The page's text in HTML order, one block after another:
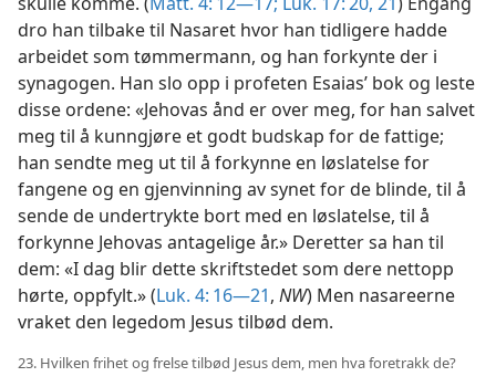
dro han tilbake til Nasaret hvor han tidligere hadde
arbeidet som tømmermann, og han forkynte der i
synagogen. Han slo opp i profeten Esaias’ bok og leste
disse ordene: «Jehovas ånd er over meg, for han salvet
meg til å kunngjøre et godt budskap for de fattige;
han sendte meg ut til å forkynne en løslatelse for
fangene og en gjenvinning av synet for de blinde, til å
sende de undertrykte bort med en løslatelse, til å
forkynne Jehovas antagelige år.» Deretter sa han til
dem: «I dag blir dette skriftstedet som dere nettopp
hørte, oppfylt.» (Luk. 4: 16—21, NW) Men nasareerne
vraket den legedom Jesus tilbød dem.
23. Hvilken frihet og frelse tilbød Jesus dem, men hva foretrakk de?